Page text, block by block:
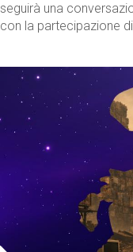
seguirà una
con la partecipazione